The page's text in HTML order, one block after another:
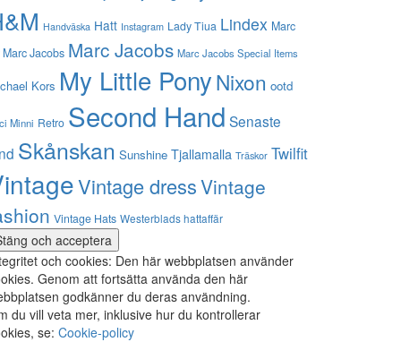
Handväska Hatt Instagram Lady Tiua Lindex Marc
Marc Jacobs Marc Jacobs Marc Jacobs Special Items
Kors My Little PonyNixon ootd
Minni Retro Second Hand Senaste
Skånskan Sunshine Tjallamalla Träskor Twilfit
Vintage dressVintage
Vintage Hats Westerblads hattaffär
och cookies: Den här webbplatsen använder
Genom att fortsätta använda den här
godkänner du deras användning.
du vill veta mer, inklusive hur du kontrollerar
se: Cookie-policy